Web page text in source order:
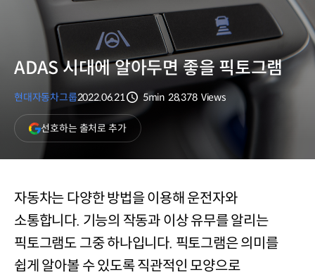
ADAS 시대에 알아두면 좋을 픽토그램
현대자동차그룹2022.06.21
분량
5min 28,378 Views
선호하는 출처로 추가(새
창
열림)
자동차는 다양한 방법을 이용해 운전자와
소통합니다. 기능의 작동과 이상 유무를 알리는
픽토그램도 그중 하나입니다. 픽토그램은 의미를
쉽게 알아볼 수 있도록 직관적인 모양으로